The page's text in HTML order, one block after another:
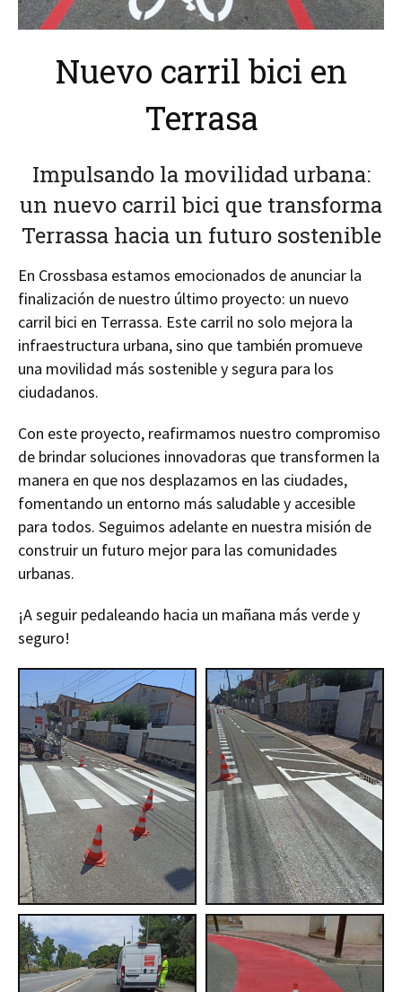
Nuevo carril bici en
Terrasa
Impulsando la movilidad urbana:
un nuevo carril bici que transforma
Terrassa hacia un futuro sostenible
En Crossbasa estamos emocionados de anunciar la
finalización de nuestro último proyecto: un nuevo
carril bici en Terrassa. Este carril no solo mejora la
infraestructura urbana, sino que también promueve
una movilidad más sostenible y segura para los
ciudadanos.
Con este proyecto, reafirmamos nuestro compromiso
de brindar soluciones innovadoras que transformen la
manera en que nos desplazamos en las ciudades,
fomentando un entorno más saludable y accesible
para todos. Seguimos adelante en nuestra misión de
construir un futuro mejor para las comunidades
urbanas.
¡A seguir pedaleando hacia un mañana más verde y
seguro!